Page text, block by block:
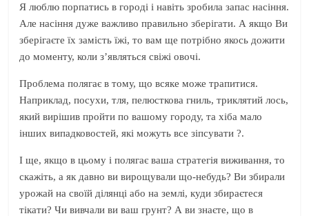
Я люблю порпатись в городі і навіть зробила запас насіння.
Але насіння дуже важливо правильно зберігати. А якщо Ви
зберігаєте їх замість їжі, то вам ще потрібно якось дожити
до моменту, коли з’являться свіжі овочі.
Проблема полягає в тому, що всяке може трапитися.
Наприклад, посухи, тля, пелюсткова гниль, триклятий лось,
який вирішив пройти по вашому городу, та хіба мало
інших випадковостей, які можуть все зіпсувати ?.
І ще, якщо в цьому і полягає ваша стратегія виживання, то
скажіть, а як давно ви вирощували що-небудь? Ви збирали
урожай на своїй ділянці або на землі, куди збираєтеся
тікати? Чи вивчали ви ваш грунт? А ви знаєте, що в